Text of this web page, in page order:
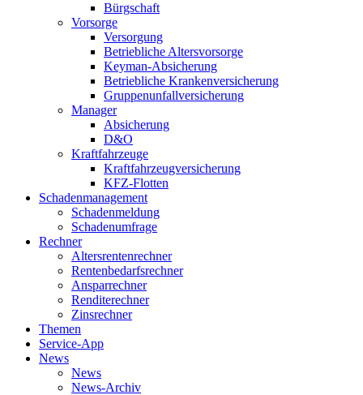
Bürgschaft
Vorsorge
Versorgung
Betriebliche Altersvorsorge
Keyman-Absicherung
Betriebliche Krankenversicherung
Gruppenunfallversicherung
Manager
Absicherung
D&O
Kraftfahrzeuge
Kraftfahrzeugversicherung
KFZ-Flotten
Schadenmanagement
Schadenmeldung
Schadenumfrage
Rechner
Altersrentenrechner
Rentenbedarfsrechner
Ansparrechner
Renditerechner
Zinsrechner
Themen
Service-App
News
News
News-Archiv